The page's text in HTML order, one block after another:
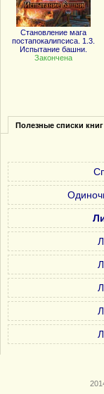
Становление мага
постапокалипсиса. 1.3.
Испытание башни.
Закончена
Полезные списки книг